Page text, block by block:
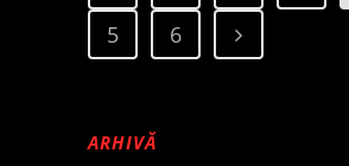
5
6
ARHIVĂ